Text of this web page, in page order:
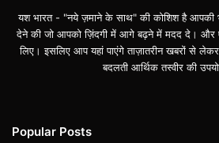
यश भारत - "नये ज़माने के साथ" की कोशिश है आपकी
देने की जो आपको ज़िंदगी में आगे बढ़ने में मदद दे।
लिए। इसलिए आप यहां पाएंगे ताज़ातरीन खबरों से
बदलती आर्थिक तस्वीर की
Popular Posts